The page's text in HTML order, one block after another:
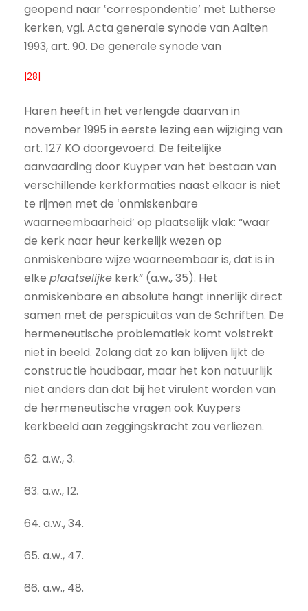
geopend naar ‛correspondentie’ met Lutherse
kerken, vgl. Acta generale synode van Aalten
1993, art. 90. De generale synode van
|28|
Haren heeft in het verlengde daarvan in
november 1995 in eerste lezing een wijziging van
art. 127 KO doorgevoerd. De feitelijke
aanvaarding door Kuyper van het bestaan van
verschillende kerkformaties naast elkaar is niet
te rijmen met de ‛onmiskenbare
waarneembaarheid’ op plaatselijk vlak: “waar
de kerk naar heur kerkelijk wezen op
onmiskenbare wijze waarneembaar is, dat is in
elke plaatselijke kerk” (a.w., 35). Het
onmiskenbare en absolute hangt innerlijk direct
samen met de perspicuitas van de Schriften. De
hermeneutische problematiek komt volstrekt
niet in beeld. Zolang dat zo kan blijven lijkt de
constructie houdbaar, maar het kon natuurlijk
niet anders dan dat bij het virulent worden van
de hermeneutische vragen ook Kuypers
kerkbeeld aan zeggingskracht zou verliezen.
62. a.w., 3.
63. a.w., 12.
64. a.w., 34.
65. a.w., 47.
66. a.w., 48.